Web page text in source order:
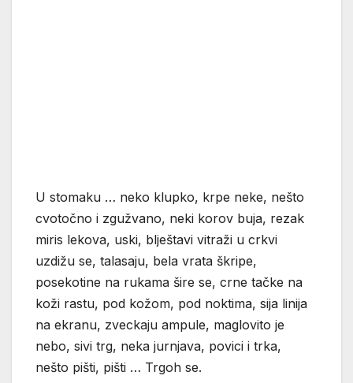
U stomaku … neko klupko, krpe neke, nešto
cvotočno i zgužvano, neki korov buja, rezak
miris lekova, uski, blještavi vitraži u crkvi
uzdižu se, talasaju, bela vrata škripe,
posekotine na rukama šire se, crne tačke na
koži rastu, pod kožom, pod noktima, sija linija
na ekranu, zveckaju ampule, maglovito je
nebo, sivi trg, neka jurnjava, povici i trka,
nešto pišti, pišti … Trgoh se.